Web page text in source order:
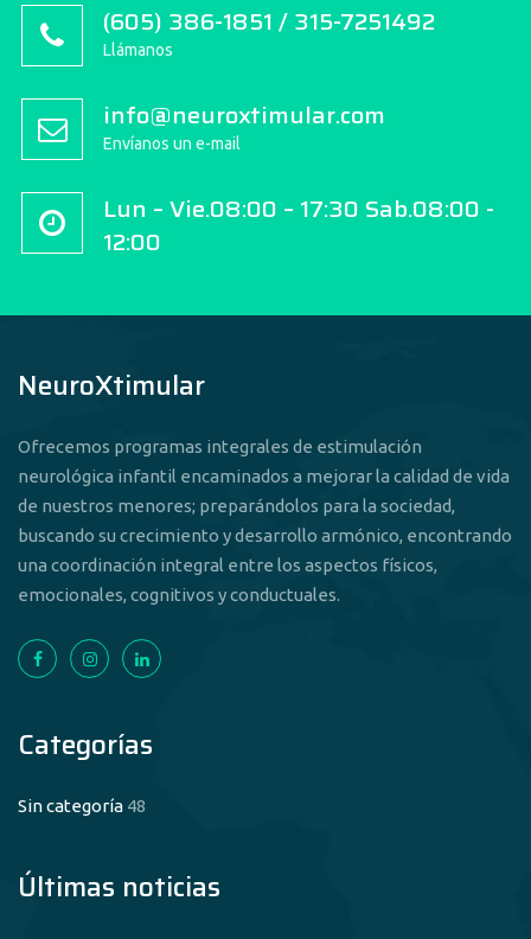
(605) 386-1851 / 315-7251492
Llámanos
info@neuroxtimular.com
Envíanos un e-mail
Lun – Vie.08:00 – 17:30 Sab.08:00 -
12:00
NeuroXtimular
Ofrecemos programas integrales de estimulación
neurológica infantil encaminados a mejorar la calidad de vida
de nuestros menores; preparándolos para la sociedad,
buscando su crecimiento y desarrollo armónico, encontrando
una coordinación integral entre los aspectos físicos,
emocionales, cognitivos y conductuales.
Categorías
Sin categoría 48
Últimas noticias